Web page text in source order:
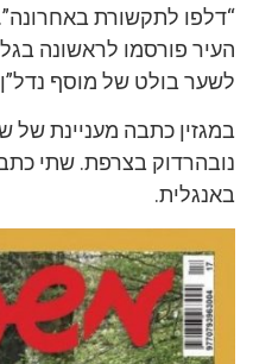
“דלפו לתקשורת
העיר פורסמו לראשונה
לשער בולט של מוסף
במגזין כתבה מעניינת של
נובהרדוק בצרפת. שתי
באנגלית.